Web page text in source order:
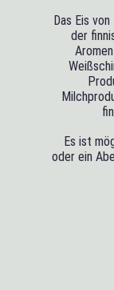
Das Eis
der
Es ist
oder ein